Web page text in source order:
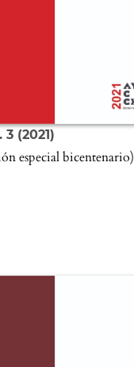
3 2021
especial bicentenario)